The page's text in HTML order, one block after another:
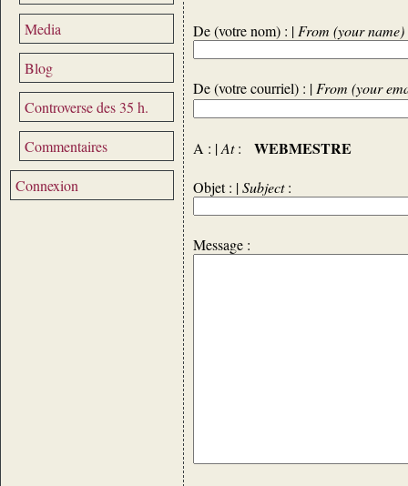
Media
Blog
Controverse des 35 h.
Commentaires
Connexion
De (votre nom) : | From (your name)
De (votre courriel) : | From (your
A : |At: WEBMESTRE
Objet : |Subject:
Message :